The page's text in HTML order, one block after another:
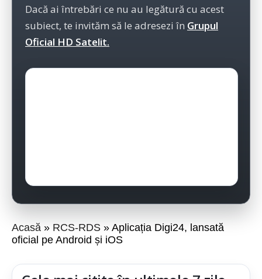
Dacă ai întrebări ce nu au legătură cu acest
subiect, te invităm să le adresezi în Grupul
Oficial HD Satelit.
Acasă RCS-RDS
Aplicația Digi24, lansată
oficial pe Android și iOS